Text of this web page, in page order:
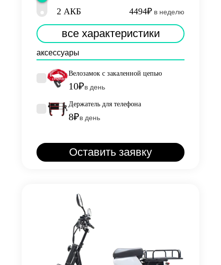
2 АКБ
4494₽ в неделю
все характеристики
аксессуары
Велозамок с закаленной цепью
10₽в день
Держатель для телефона
8₽в день
Оставить заявку